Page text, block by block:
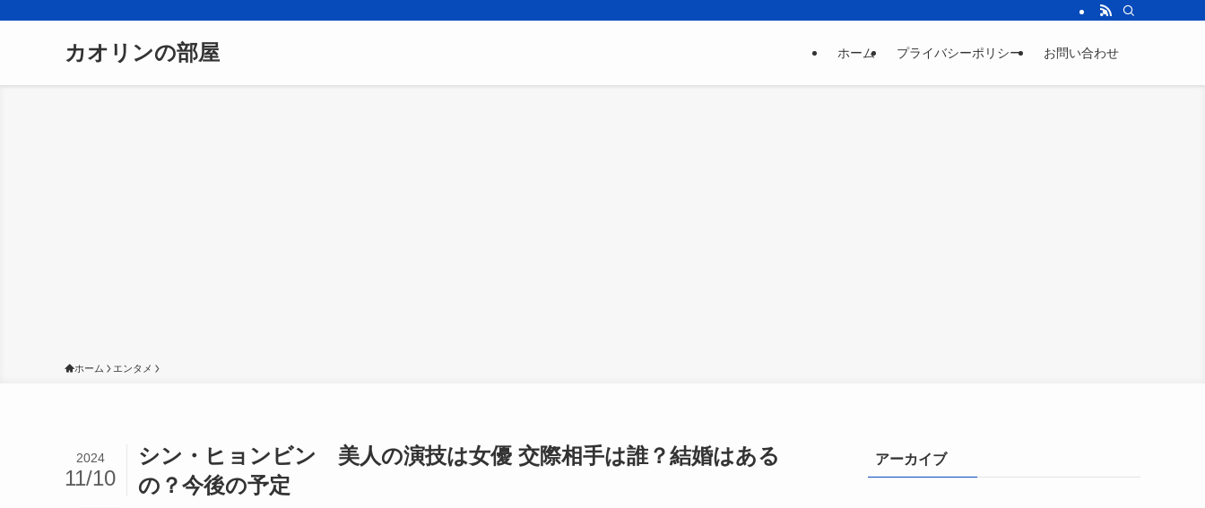
カオリンの部屋 ホーム プライバシーポリシー お問い合わせ
ホーム エンタメ
シン・ヒョンビン 美人の演技は女優 交際相手は誰？結婚はある
の？今後の予定
2024
11/10
アーカイブ